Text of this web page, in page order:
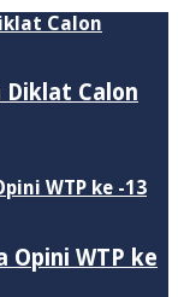
Diklat Calon
Opini WTP ke